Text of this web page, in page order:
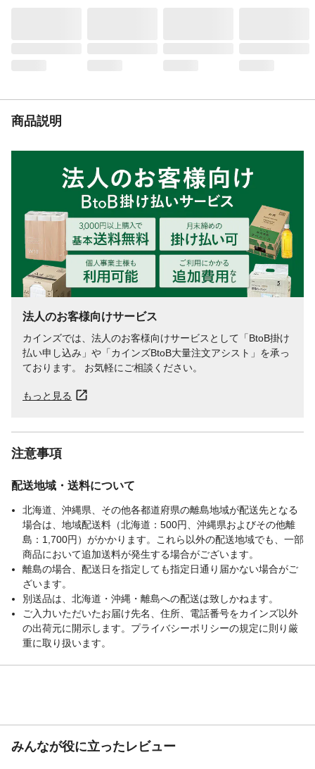
商品説明
法人のお客様向けサービス
カインズでは、法人のお客様向けサービスとして「BtoB掛け
払い申し込み」や「カインズBtoB大量注文アシスト」を承っ
ております。 お気軽にご相談ください。
もっと見る
注意事項
配送地域・送料について
北海道、沖縄県、その他各都道府県の離島地域が配送先となる
場合は、地域配送料（北海道：500円、沖縄県およびその他離
島：1,700円）がかかります。これら以外の配送地域でも、一部
商品において追加送料が発生する場合がございます。
離島の場合、配送日を指定しても指定日通り届かない場合がご
ざいます。
別送品は、北海道・沖縄・離島への配送は致しかねます。
ご入力いただいたお届け先名、住所、電話番号をカインズ以外
の出荷元に開示します。プライバシーポリシーの規定に則り厳
重に取り扱います。
みんなが役に立ったレビュー